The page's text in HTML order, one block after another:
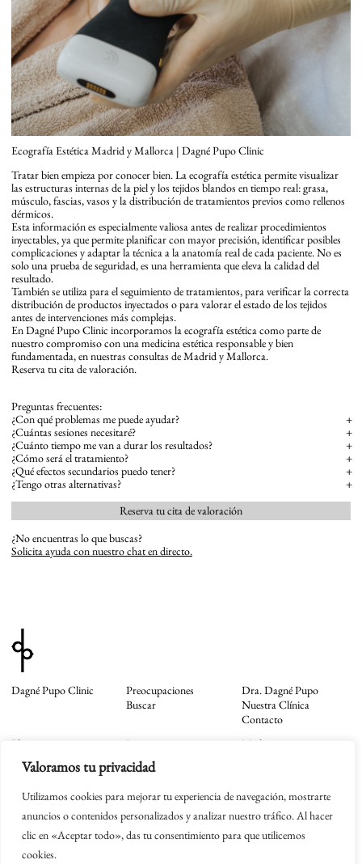
Valoramos tu privacidad
Utilizamos cookies para mejorar tu experiencia de navegación, mostrarte
anuncios o contenidos personalizados y analizar nuestro tráfico. Al hacer
clic en «Aceptar todo», das tu consentimiento para que utilicemos
cookies.
Ecografía Estética Madrid y Mallorca | Dagné Pupo Clinic
Tratar bien empieza por conocer bien. La ecografía estética permite visualizar
las estructuras internas de la piel y los tejidos blandos en tiempo real: grasa,
músculo, fascias, vasos y la distribución de tratamientos previos como rellenos
dérmicos.
Esta información es especialmente valiosa antes de realizar procedimientos
inyectables, ya que permite planificar con mayor precisión, identificar posibles
complicaciones y adaptar la técnica a la anatomía real de cada paciente. No es
solo una prueba de seguridad, es una herramienta que eleva la calidad del
resultado.
También se utiliza para el seguimiento de tratamientos, para verificar la correcta
distribución de productos inyectados o para valorar el estado de los tejidos
antes de intervenciones más complejas.
En Dagné Pupo Clinic incorporamos la ecografía estética como parte de
nuestro compromiso con una medicina estética responsable y bien
fundamentada, en nuestras consultas de Madrid y Mallorca.
Reserva tu cita de valoración.
Preguntas frecuentes:
¿Con qué problemas me puede ayudar?
+
¿Cuántas sesiones necesitaré?
+
¿Cuánto tiempo me van a durar los resultados?
+
¿Cómo será el tratamiento?
+
¿Qué efectos secundarios puedo tener?
+
¿Tengo otras alternativas?
+
Reserva tu cita de valoración
¿No encuentras lo que buscas?
Solicita ayuda con nuestro chat en directo.
Dagné Pupo Clinic
Preocupaciones
Buscar
Dra. Dagné Pupo
Nuestra Clínica
Contacto
Blog
Tienda
Instagram
TikTok
Facebook
Mail
Política de Privacidad
Aviso Legal
Términos y Condiciones
Dagné Pupo © 2026